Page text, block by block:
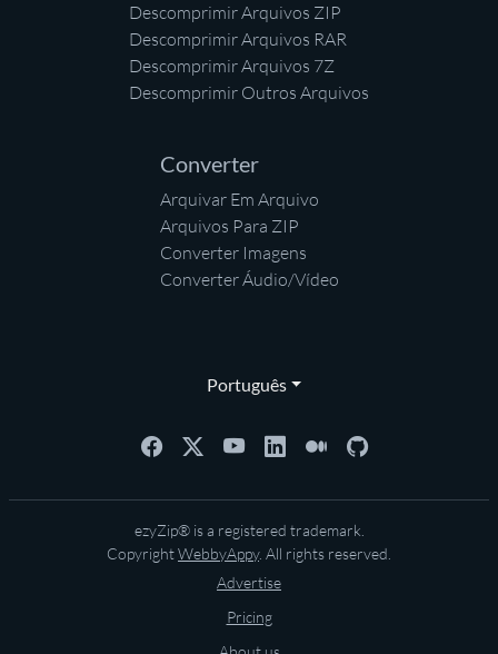
Descomprimir Arquivos ZIP
Descomprimir Arquivos RAR
Descomprimir Arquivos 7Z
Descomprimir Outros Arquivos
Converter
Arquivar Em Arquivo
Arquivos Para ZIP
Converter Imagens
Converter Áudio/Vídeo
Português
ezyZip® is a registered trademark.
CopyrightWebbyAppy. All rights reserved.
Advertise
Pricing